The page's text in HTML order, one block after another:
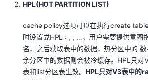
HPL(HOT PARTITION LIST)
cache policy选项可以在执⾏create
时设置成HPL : , , …，⽤户需要提供意图
名，之后获取表中的数据，热分区中的
余分区中的数据则会被冷缓存。HPL只对
表和list分区表⽣效。 HPL只对V3表中的